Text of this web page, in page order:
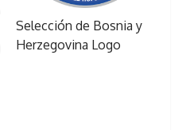
Selección de Bosnia y
Herzegovina Logo